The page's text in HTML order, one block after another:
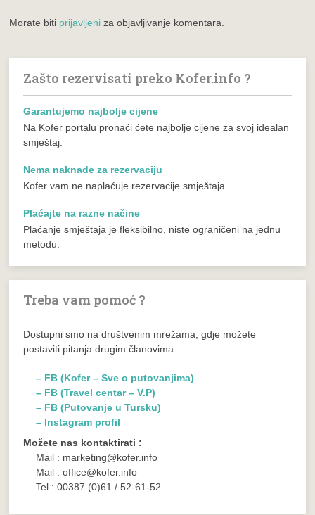
Morate biti prijavljeni za objavljivanje komentara.
Zašto rezervisati preko Kofer.info ?
Garantujemo najbolje cijene
Na Kofer portalu pronaći ćete najbolje cijene za svoj idealan
smještaj.
Nema naknade za rezervaciju
Kofer vam ne naplaćuje rezervacije smještaja.
Plaćajte na razne načine
Plaćanje smještaja je fleksibilno, niste ograničeni na jednu
metodu.
Treba vam pomoć ?
Dostupni smo na društvenim mrežama, gdje možete
postaviti pitanja drugim članovima.
– FB (Kofer – Sve o putovanjima)
– FB (Travel centar – V.P)
– FB (Putovanje u Tursku)
– Instagram profil
Možete nas kontaktirati :
Mail : marketing@kofer.info
Mail : office@kofer.info
Tel.: 00387 (0)61 / 52-61-52